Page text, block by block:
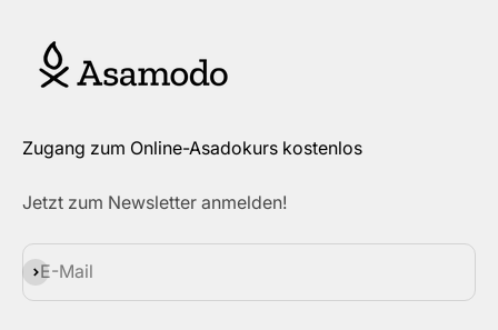
Zugang zum Online-Asadokurs kostenlos
Jetzt zum Newsletter anmelden!
E-Mail
Abonnieren